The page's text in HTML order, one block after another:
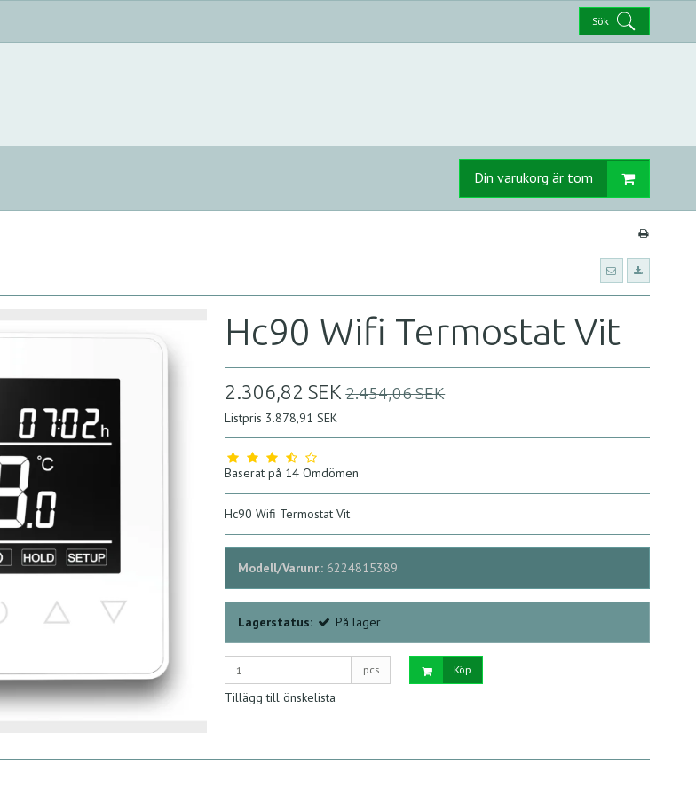
Sök
Din varukorg är tom
Hc90 Wifi Termostat Vit
2.306,82 SEK 2.454,06 SEK
Listpris 3.878,91 SEK
Baserat på 14 Omdömen
Hc90 Wifi Termostat Vit
Modell/Varunr.: 6224815389
Lagerstatus: På lager
pcs Köp
Tillägg till önskelista